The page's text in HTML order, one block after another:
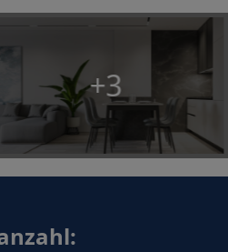
+3
notwendiges zulassen:
technisch notwendigen
und keine Drittanbieter-Inhalte.
Einstellung jederzeit hier
|Datenschutz|Impressum